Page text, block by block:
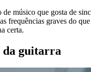
de músico que gosta de
frequências graves do
certa.
da guitarra